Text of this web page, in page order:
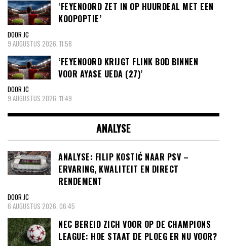
‘FEYENOORD ZET IN OP HUURDEAL MET EEN
KOOPOPTIE’
DOOR JC
9 AUGUSTUS 2026, 11:58
‘FEYENOORD KRIJGT FLINK BOD BINNEN
VOOR AYASE UEDA (27)’
DOOR JC
9 AUGUSTUS 2026, 11:49
ANALYSE
ANALYSE: FILIP KOSTIĆ NAAR PSV –
ERVARING, KWALITEIT EN DIRECT
RENDEMENT
DOOR JC
6 AUGUSTUS 2026, 06:45
NEC BEREID ZICH VOOR OP DE CHAMPIONS
LEAGUE: HOE STAAT DE PLOEG ER NU VOOR?